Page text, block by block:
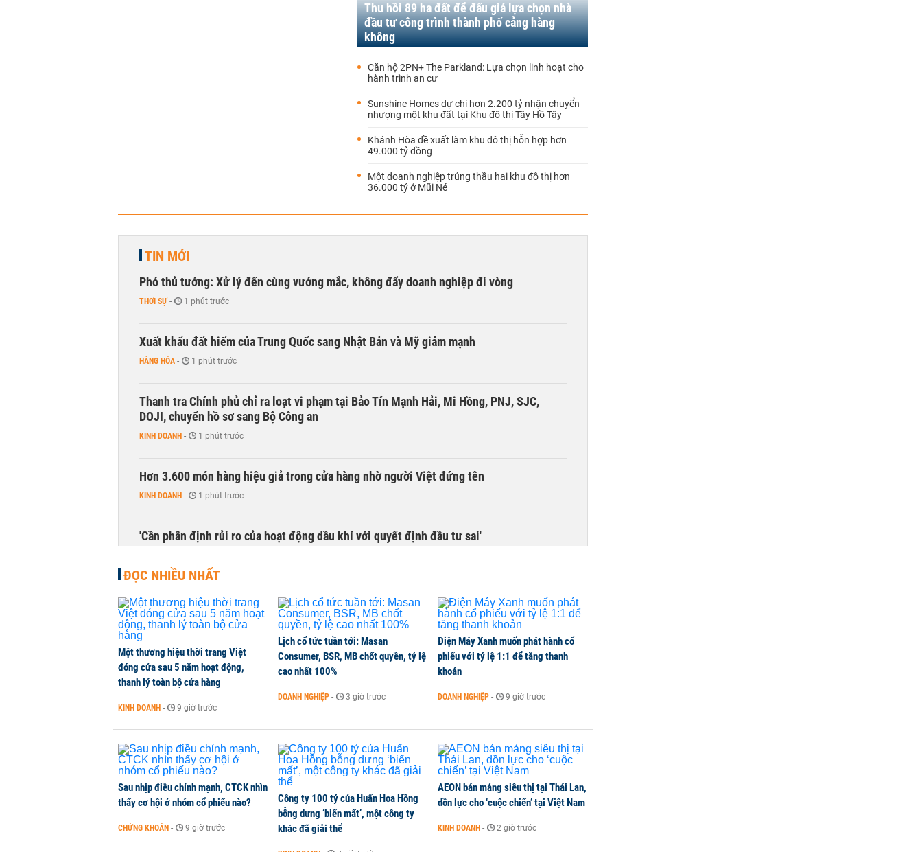
Thu hồi 89 ha đất để đấu giá lựa chọn nhà
đầu tư công trình thành phố cảng hàng
không
Căn hộ 2PN+ The Parkland: Lựa chọn linh hoạt cho
hành trình an cư
Sunshine Homes dự chi hơn 2.200 tỷ nhận chuyển
nhượng một khu đất tại Khu đô thị Tây Hồ Tây
Khánh Hòa đề xuất làm khu đô thị hỗn hợp hơn
49.000 tỷ đồng
Một doanh nghiệp trúng thầu hai khu đô thị hơn
36.000 tỷ ở Mũi Né
TIN MỚI
Phó thủ tướng: Xử lý đến cùng vướng mắc, không đẩy doanh nghiệp đi vòng
THỜI SỰ - 1 phút trước
Xuất khẩu đất hiếm của Trung Quốc sang Nhật Bản và Mỹ giảm mạnh
HÀNG HÓA - 1 phút trước
Thanh tra Chính phủ chỉ ra loạt vi phạm tại Bảo Tín Mạnh Hải, Mi Hồng, PNJ, SJC,
DOJI, chuyển hồ sơ sang Bộ Công an
KINH DOANH - 1 phút trước
Hơn 3.600 món hàng hiệu giả trong cửa hàng nhờ người Việt đứng tên
KINH DOANH - 1 phút trước
'Cần phân định rủi ro của hoạt động dầu khí với quyết định đầu tư sai'
ĐỌC NHIỀU NHẤT
Một thương hiệu thời trang Việt
đóng cửa sau 5 năm hoạt động,
thanh lý toàn bộ cửa hàng
KINH DOANH - 9 giờ trước
Lịch cổ tức tuần tới: Masan
Consumer, BSR, MB chốt quyền, tỷ lệ
cao nhất 100%
DOANH NGHIỆP - 3 giờ trước
Điện Máy Xanh muốn phát hành cổ
phiếu với tỷ lệ 1:1 để tăng thanh
khoản
DOANH NGHIỆP - 9 giờ trước
Sau nhịp điều chỉnh mạnh, CTCK nhìn
thấy cơ hội ở nhóm cổ phiếu nào?
CHỨNG KHOÁN - 9 giờ trước
Công ty 100 tỷ của Huấn Hoa Hồng
bỗng dưng ‘biến mất’, một công ty
khác đã giải thể
AEON bán mảng siêu thị tại Thái Lan,
dồn lực cho ‘cuộc chiến’ tại Việt Nam
KINH DOANH - 2 giờ trước